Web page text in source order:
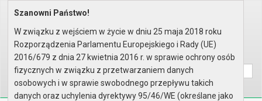
Home Organy Rada Miejska
Posiedzenie z dnia 27.12.2010 ..
Porządek obrad
Wyszukaj na stronie:
AAA
Szanowni Państwo!
W związku z wejściem w życie w dniu 25 maja 2018 roku
Rozporządzenia Parlamentu Europejskiego i Rady (UE)
2016/679 z dnia 27 kwietnia 2016 r. w sprawie ochrony osób
fizycznych w związku z przetwarzaniem danych
osobowych i w sprawie swobodnego przepływu takich
danych oraz uchylenia dyrektywy 95/46/WE (określane jako